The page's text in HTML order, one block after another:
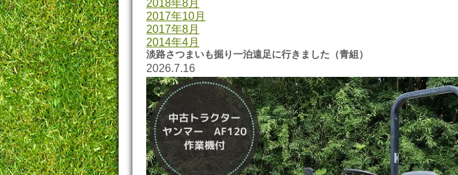
2018年8月
2017年10月
2017年8月
2014年4月
淡路さつまいも掘り一泊遠足に行きました（青組）
2026.7.16